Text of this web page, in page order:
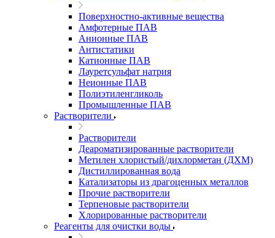
Поверхностно-активные вещества
Амфотерные ПАВ
Анионные ПАВ
Антистатики
Катионные ПАВ
Лауретсульфат натрия
Неионные ПАВ
Полиэтиленгликоль
Промышленные ПАВ
Растворители
Растворители
Деароматизированные растворители
Метилен хлористый/дихлорметан (ДХМ)
Дистиллированная вода
Катализаторы из драгоценных металлов
Прочие растворители
Терпеновые растворители
Хлорированные растворители
Реагенты для очистки воды